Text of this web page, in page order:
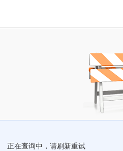
正在查询中，请刷新重试